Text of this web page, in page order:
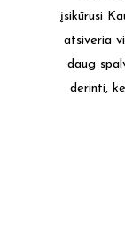
įsikūrusi
atsiveria
daug
derinti,